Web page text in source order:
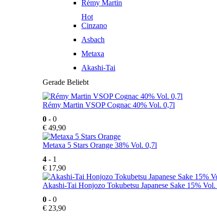
Rémy Martin
Hot
Cinzano
Asbach
Metaxa
Akashi-Tai
Gerade Beliebt
Rémy Martin VSOP Cognac 40% Vol. 0,7l
0 - 0
€ 49,90
Metaxa 5 Stars Orange 38% Vol. 0,7l
4 - 1
€ 17,90
Akashi-Tai Honjozo Tokubetsu Japanese Sake 15%
0 - 0
€ 23,90